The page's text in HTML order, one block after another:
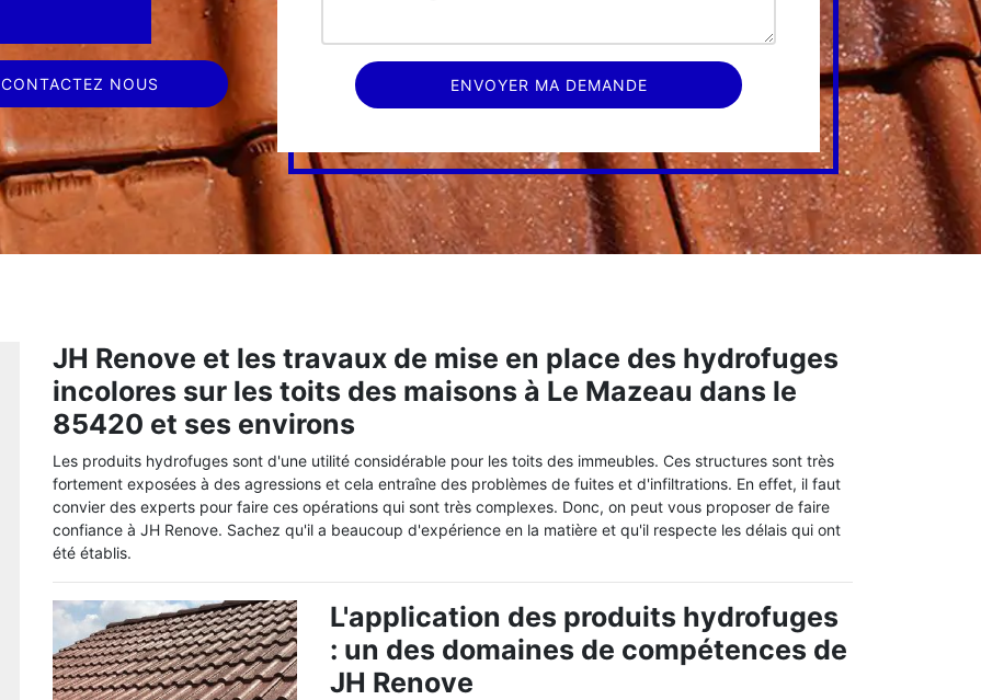
CONTACTEZ NOUS
JH Renove et les travaux de mise en place des hydrofuges
incolores sur les toits des maisons à Le Mazeau dans le
85420 et ses environs
Les produits hydrofuges sont d'une utilité considérable pour les toits des immeubles. Ces structures sont très
fortement exposées à des agressions et cela entraîne des problèmes de fuites et d'infiltrations. En effet, il faut
convier des experts pour faire ces opérations qui sont très complexes. Donc, on peut vous proposer de faire
confiance à JH Renove. Sachez qu'il a beaucoup d'expérience en la matière et qu'il respecte les délais qui ont
été établis.
L'application des produits hydrofuges
: un des domaines de compétences de
JH Renove